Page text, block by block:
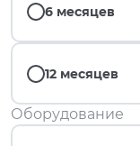
6 месяцев
12 месяцев
Оборудование